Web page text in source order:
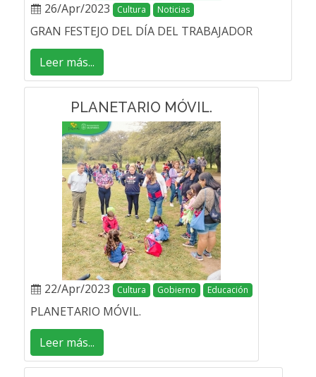
26/Apr/2023 Cultura Noticias
GRAN FESTEJO DEL DÍA DEL TRABAJADOR
Leer más...
PLANETARIO MÓVIL.
22/Apr/2023 Cultura Gobierno Educación
PLANETARIO MÓVIL.
Leer más...